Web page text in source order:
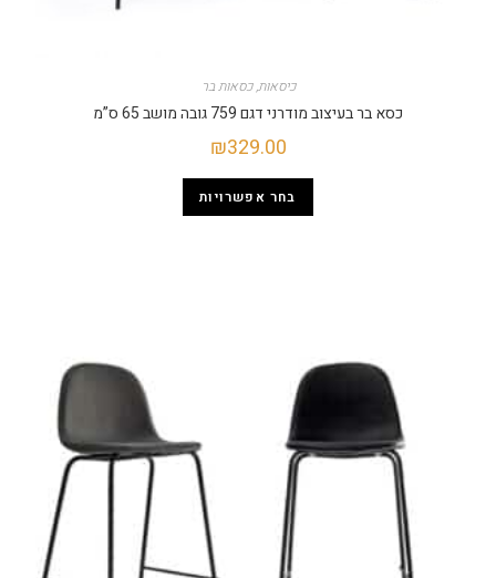
כיסאות,כסאות בר
כסא בר בעיצוב מודרני דגם 759 גובה מושב 65 ס”מ
₪329.00
בחר אפשרויות